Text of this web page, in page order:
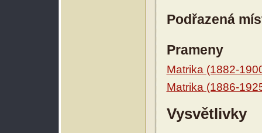
Podřazená
Prameny
Matrika (1882-
Matrika (1886-
Vysvětlivky